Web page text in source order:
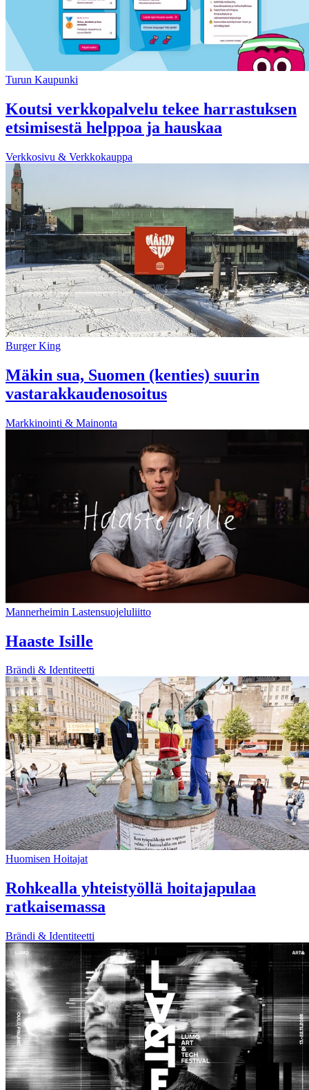
Turun Kaupunki
Koutsi verkkopalvelu tekee harrastuksen
etsimisestä helppoa ja hauskaa
Verkkosivu & Verkkokauppa
Burger King
Mäkin sua, Suomen (kenties) suurin
vastarakkaudenosoitus
Markkinointi & Mainonta
Mannerheimin Lastensuojeluliitto
Haaste Isille
Brändi & Identiteetti
Huomisen Hoitajat
Rohkealla yhteistyöllä hoitajapulaa
ratkaisemassa
Brändi & Identiteetti